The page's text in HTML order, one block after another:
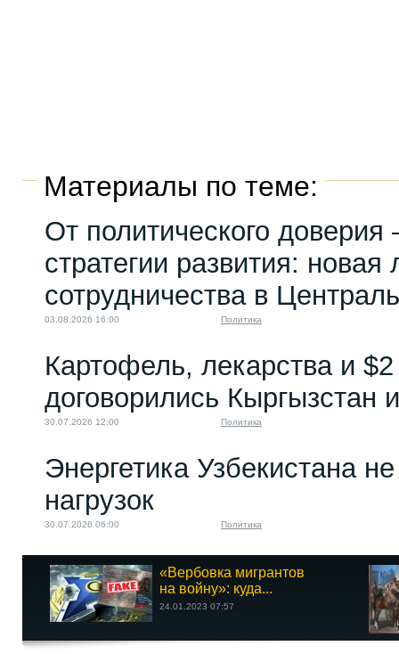
Материалы по теме:
От политического
стратегии развития: новая
сотрудничества в
03.08.2026 16:00 Политика
Картофель, лекарства и
договорились Кыргызстан
30.07.2026 12:00 Политика
Энергетика Узбекистана
нагрузок
30.07.2026 06:00 Политика
«Вербовка мигрантов
на войну»: куда...
24.01.2023 07:57